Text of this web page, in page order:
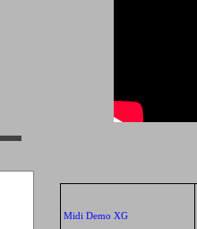
Midi Demo XG